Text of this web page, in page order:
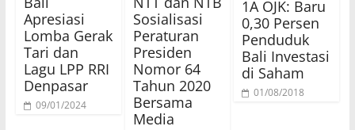
Apresiasi
Lomba Gerak
Tari dan
Lagu LPP RRI
Denpasar
09/01/2024
Sosialisasi
Peraturan
Presiden
Nomor 64
Tahun 2020
Bersama
Media
1A OJK: Baru
0,30 Persen
Penduduk
Bali Investasi
di Saham
01/08/2018